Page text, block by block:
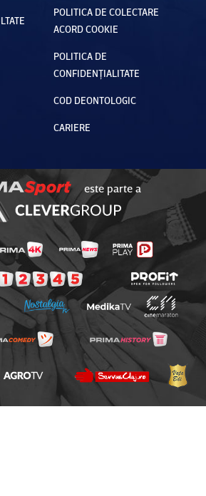
POLITICA DE COLECTARE
ACORD COOKIE
POLITICA DE
CONFIDENȚIALITATE
COD DEONTOLOGIC
CARIERE
este parte a